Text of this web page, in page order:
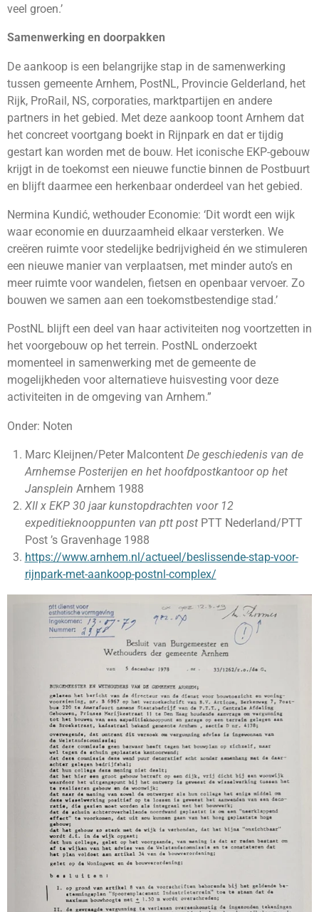
veel groen.’
Samenwerking en doorpakken
De aankoop is een belangrijke stap in de samenwerking
tussen gemeente Arnhem, PostNL, Provincie Gelderland, het
Rijk, ProRail, NS, corporaties, marktpartijen en andere
partners in het gebied. Met deze aankoop toont Arnhem dat
het concreet voortgang boekt in Rijnpark en dat er tijdig
gestart kan worden met de bouw. Het iconische EKP-gebouw
krijgt in de toekomst een nieuwe functie binnen de Postbuurt
en blijft daarmee een herkenbaar onderdeel van het gebied.
Nermina Kundić, wethouder Economie: ‘Dit wordt een wijk
waar economie en duurzaamheid elkaar versterken. We
creëren ruimte voor stedelijke bedrijvigheid én we stimuleren
een nieuwe manier van verplaatsen, met minder auto’s en
meer ruimte voor wandelen, fietsen en openbaar vervoer. Zo
bouwen we samen aan een toekomstbestendige stad.’
PostNL blijft een deel van haar activiteiten nog voortzetten in
het voorgebouw op het terrein. PostNL onderzoekt
momenteel in samenwerking met de gemeente de
mogelijkheden voor alternatieve huisvesting voor deze
activiteiten in de omgeving van Arnhem.”
Onder: Noten
Marc Kleijnen/Peter Malcontent De geschiedenis van de
Arnhemse Posterijen en het hoofdpostkantoor op het
Jansplein Arnhem 1988
XII x EKP 30 jaar kunstopdrachten voor 12
expeditieknooppunten van ptt post PTT Nederland/PTT
Post ’s Gravenhage 1988
https://www.arnhem.nl/actueel/beslissende-stap-voor-
rijnpark-met-aankoop-postnl-complex/